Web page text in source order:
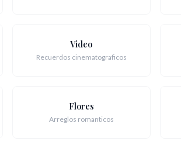
Video
Recuerdos cinematograficos
Flores
Arreglos romanticos